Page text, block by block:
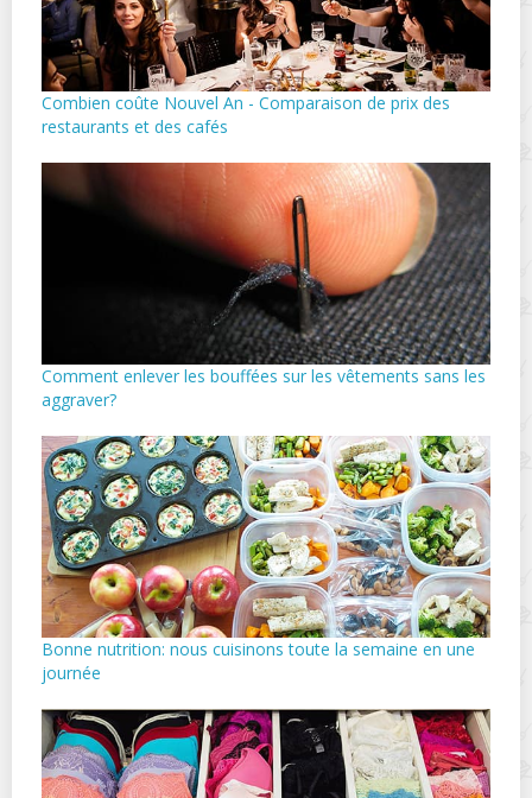
Combien coûte Nouvel An - Comparaison de prix des
restaurants et des cafés
Comment enlever les bouffées sur les vêtements sans les
aggraver?
Bonne nutrition: nous cuisinons toute la semaine en une
journée